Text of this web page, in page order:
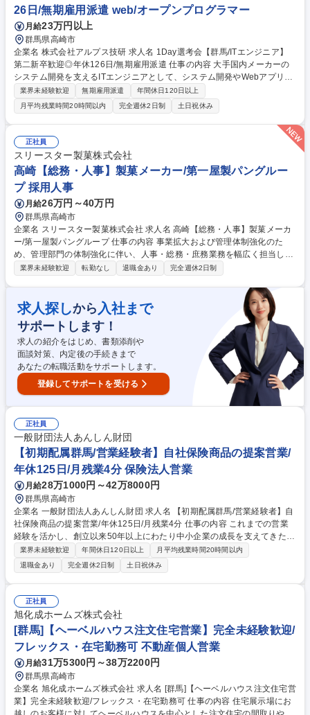
担当営業/WEB面接可能
26日/無期雇用派遣 web/オープンプログラマー
月給23万円以上
群馬県高崎市
企業名 株式会社アルプス技研 求人名 1Day選考会【群馬/ITエンジニア】
第二新卒歓迎◎年休126日/無期雇用派遣 仕事の内容 大手国内メーカーの
システム開発を支えるITエンジニアとして、システム開発やWebアプリケ
ーション開発などの顧客先業務をお任せ。 先輩技術者のもと、大手企業で
エンジニアとしてのスキルを伸ばすことが可能です！ 【応募後の流れ】応
募後、書類選考実施→書類通過の場合、選考会のご案内を送付いたしま
す。(ご経験によって選考回数変更の可能性有) 【勤務地】北関東（埼玉・
栃木・群馬・茨城）のエリア内で配属が可能となります。ご希望の勤務地
について相談いただけますと幸いです。 ★面接内で、当社においての説明
も実施いたしますので少しでもご興味ありましたら、ぜひご応募くださ
い。※全選考WEB面接での対応です。 募集職種 1Day選考会【群馬/ITエ
ンジニア】第二新卒歓迎◎年休126日/無期雇用派遣
業界未経験歓迎 無期雇用派遣
年間休日120日以上
月平均残業時間20時間以内
完全週休2日制 土日祝休み
正社員
スリースター製菓株式会社
高崎【総務・人事】製菓メーカー/第一屋製パングルー
プ 採用人事
月給26万円～40万円
群馬県高崎市
企業名 スリースター製菓株式会社 求人名 高崎【総務・人事】製菓メーカ
ー/第一屋製パングループ 仕事の内容 事業拡大および管理体制強化のた
め、管理部門の体制強化に伴い、人事・総務・庶務業務を幅広く担当し、
将来的には係長として部門運営を支えていただける方を募集します。 【人
社手続き◆勤怠管理、給与計算・年末調整の取りまとめ◆社会保険・労働
保険手続き◆健康診断・ストレスチェックの運営◆就業規則など社内規程
の整備・運用◆助成金申請◆人事制度運用 【総務】◆官公庁への各種届出
◆契約書・文書管理◆備品・設備◆安全衛生・福利厚生業務◆ISO等の事
務局業務◆社内行事・会議運営 募集職種 高崎【総務・人事】製菓メーカ
ー/第一屋製パングループ
業界未経験歓迎 転勤なし 退職金あり 完全週休2日制
求人探しから 入社まで
サポートします！
求人の紹介をはじめ、書類添削や
面談対策、内定後の手続きまで
あなたの転職活動をサポートします。
登録してサポートを受ける
正社員
一般財団法人あんしん財団
【初期配属群馬/営業経験者】自社保険商品の提案営業/
年休125日/月残業4分 保険法人営業
月給28万1000円～42万8000円
群馬県高崎市
企業名 一般財団法人あんしん財団 求人名 【初期配属群馬/営業経験者】自
社保険商品の提案営業/年休125日/月残業4分 仕事の内容 これまでの営業
経験を活かし、創立以来50年以上にわたり中小企業の成長を支えてきた当
法人にて、企業の経営者に対して「ケガの補償」「福利厚生」「災害防
止」が1つになったオリジナル商品をご提案いただきます。 【仕事の流
れ】新規顧客へのアプローチ(リストに基づくテレアポ） →商談（ほぼオ
ンライン/月10件程度）→見積り・契約書作成→契約締結 【商材につい
て】業務上/業務外のケガを補償する「ケガの補償」・労災発生時の使用者
賠償責任保険制度・職場の安全衛生向上をサポート「災害防止サービ
ス」・旅行や映画などの割引利用「福利厚生サービス」が一つになった中
小企業に貢献できる制度です。 募集職種 【初期配属群馬/営業経験者】自
社保険商品の提案営業/年休125日/月残業4分
業界未経験歓迎 年間休日120日以上
月平均残業時間20時間以内
退職金あり
完全週休2日制 土日祝休み
正社員
旭化成ホームズ株式会社
[群馬]【ヘーベルハウス注文住宅営業】完全未経験歓迎/
フレックス・在宅勤務可 不動産個人営業
月給31万5300円～38万2200円
群馬県高崎市
企業名 旭化成ホームズ株式会社 求人名 [群馬]【ヘーベルハウス注文住宅営
業】完全未経験歓迎/フレックス・在宅勤務可 仕事の内容 住宅展示場にお